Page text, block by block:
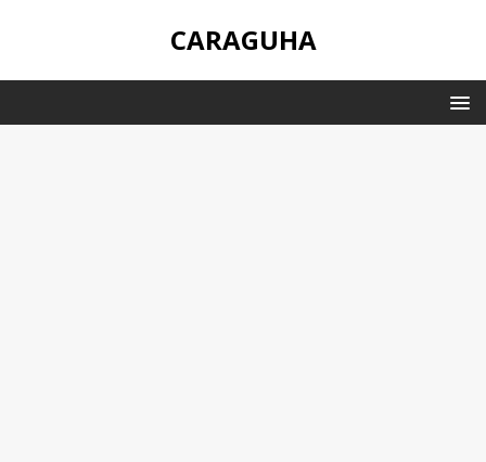
CARAGUHA